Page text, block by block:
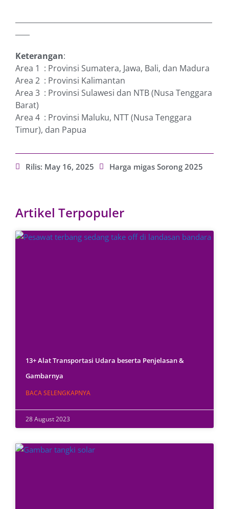
Keterangan:
Area 1 : Provinsi Sumatera, Jawa, Bali, dan Madura
Area 2 : Provinsi Kalimantan
Area 3 : Provinsi Sulawesi dan NTB (Nusa Tenggara
Barat)
Area 4 : Provinsi Maluku, NTT (Nusa Tenggara
Timur), dan Papua
Rilis: May 16, 2025 Harga migas Sorong 2025
Artikel Terpopuler
13+ Alat Transportasi Udara beserta Penjelasan &
Gambarnya
BACA SELENGKAPNYA
28 August 2023